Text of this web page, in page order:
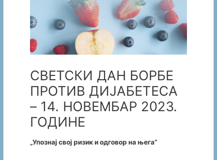
СВЕТСКИ ДАН БОРБЕ
ПРОТИВ ДИЈАБЕТЕСА
– 14. НОВЕМБАР 2023.
ГОДИНЕ
„Упознај свој ризик и одговор на њега”